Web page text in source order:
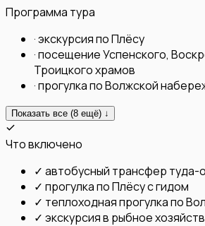
Программа тура
·экскурсия по Плёсу
·посещение Успенского,
Троицкого храмов
·прогулка по Волжской
Показать все (8 ещё) ↓
Что включено
✓ автобусный трансфер туда-
✓ прогулка по Плёсу с гидом
✓ теплоходная прогулка по
✓ экскурсия в рыбное